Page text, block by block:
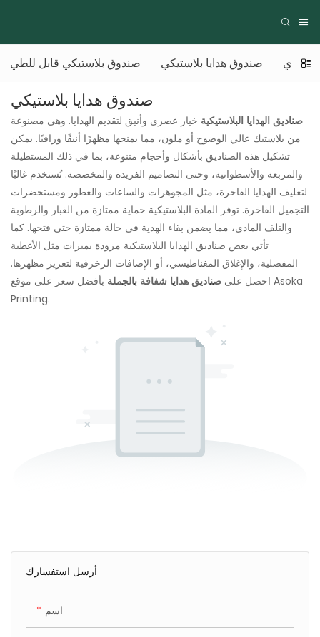
صندوق بلاستيكي قابل للطي صندوق هدايا بلاستيكي دائري
صندوق هدايا بلاستيكي
صناديق الهدايا البلاستيكية خيار عصري وأنيق لتقديم الهدايا. وهي مصنوعة
من بلاستيك عالي الوضوح أو ملون، مما يمنحها مظهرًا أنيقًا وراقيًا. يمكن
تشكيل هذه الصناديق بأشكال وأحجام متنوعة، بما في ذلك المستطيلة
والمربعة والأسطوانية، وحتى التصاميم الفريدة والمخصصة. تُستخدم غالبًا
لتغليف الهدايا الفاخرة، مثل المجوهرات والساعات والعطور ومستحضرات
التجميل الفاخرة. توفر المادة البلاستيكية حماية ممتازة من الغبار والرطوبة
والتلف المادي، مما يضمن بقاء الهدية في حالة ممتازة حتى فتحها. كما
تأتي بعض صناديق الهدايا البلاستيكية مزودة بميزات مثل الأغطية
المفصلية، والإغلاق المغناطيسي، أو الإضافات الزخرفية لتعزيز مظهرها.
احصل على صناديق هدايا شفافة بالجملة بأفضل سعر على موقع Asoka
Printing.
أرسل استفسارك
اسم